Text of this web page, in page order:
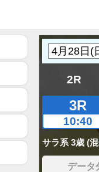
2R
3R
10:40
サラ系 3歳 (
データ